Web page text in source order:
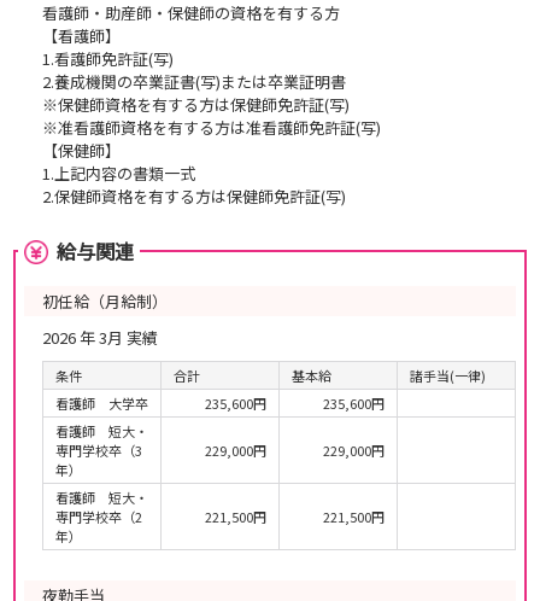
看護師・助産師・保健師の資格を有する方
【看護師】
1.看護師免許証(写)
2.養成機関の卒業証書(写)または卒業証明書
※保健師資格を有する方は保健師免許証(写)
※准看護師資格を有する方は准看護師免許証(写)
【保健師】
1.上記内容の書類一式
2.保健師資格を有する方は保健師免許証(写)
給与関連
初任給（月給制）
2026 年 3月 実績
条件 合計 基本給
諸手当(一律)
看護師 大学卒
235,600円
235,600円
看護師 短大・
専門学校卒（3
年）
229,000円 229,000円
看護師 短大・
専門学校卒（2
年）
221,500円 221,500円
夜勤手当